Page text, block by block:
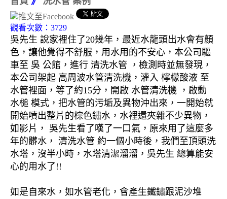
觀看次數：3729
吳先生 說家裡住了20幾年，最近水龍頭出水會有顏
色，讓他覺得不舒服，用水用的不安心，本公司驅
車至 吳 公館，進行 清洗水管 ，檢測時並無發現，
本公司架起 高周波水管清洗機，灌入 檸檬酸液 至
水管裡面，等了約15分，開啟 水管清洗機 ，啟動
水槌 模式，把水管的污垢及異物沖出來，一開始就
開始噴出整片的棕色鏽水，水裡還夾雜不少異物，
如影片， 吳先生看了嘆了一口氣，原來用了這麼多
年的髒水， 清洗水管 約一個小時後，我們至頂頭洗
水塔，沒半小時，水塔清潔溜溜，吳先生 總算能安
心的用水了!!
如是自來水，如水管老化，會產生鐵鏽跟泥沙堆